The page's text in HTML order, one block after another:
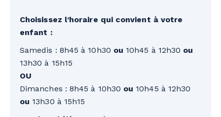
Choisissez l’horaire qui convient à votre
enfant :
Samedis : 8h45 à 10h30 ou 10h45 à 12h30 ou
13h30 à 15h15
OU
Dimanches : 8h45 à 10h30 ou 10h45 à 12h30
ou 13h30 à 15h15